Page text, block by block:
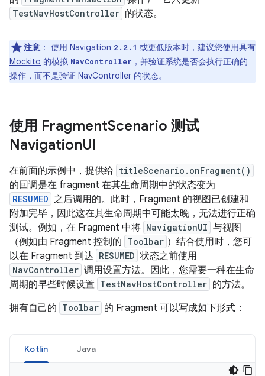
TestNavHostController 的状态。
注意 ： 使用 Navigation 2.2.1 或更低版本时，建议您使用具有
Mockito 的模拟 NavController ，并验证系统是否会执行正确的
操作，而不是验证 NavController 的状态。
使用 FragmentScenario 测试
NavigationUI
在前面的示例中，提供给 titleScenario.onFragment()
的回调是在 fragment 在其生命周期中的状态变为
RESUMED 之后调用的。此时，Fragment 的视图已创建和
附加完毕，因此这在其生命周期中可能太晚，无法进行正确
测试。例如，在 Fragment 中将 NavigationUI 与视图
（例如由 Fragment 控制的 Toolbar ）结合使用时，您可
以在 Fragment 到达 RESUMED 状态之前使用
NavController 调用设置方法。因此，您需要一种在生命
周期的早些时候设置 TestNavHostController 的方法。
拥有自己的 Toolbar 的 Fragment 可以写成如下形式：
Kotlin Java